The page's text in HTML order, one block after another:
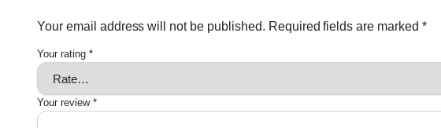
Your email address will not be published. Required fields are marked *
Your rating *
Your review *